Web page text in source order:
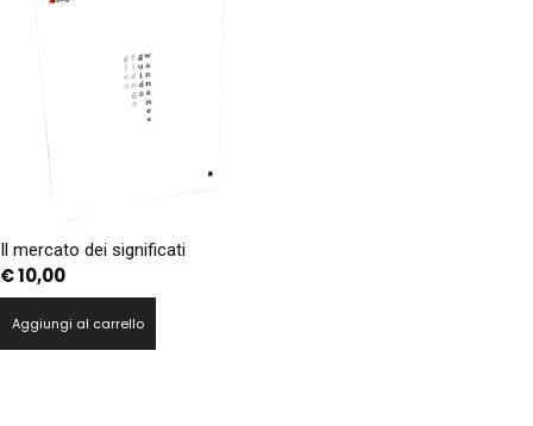
Il mercato dei significati
€10,00
Aggiungi al carrello